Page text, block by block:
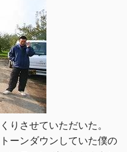
りさせていただいた。
ーンダウンしていた僕の